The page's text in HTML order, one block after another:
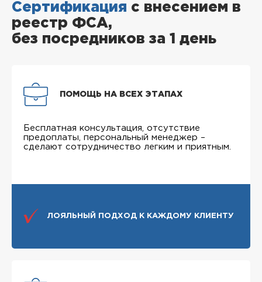
Сертификация с внесением в
реестр ФСА,
без посредников за 1 день
ПОМОЩЬ НА ВСЕХ ЭТАПАХ
Бесплатная консультация, отсутствие
предоплаты, персональный менеджер –
сделают сотрудничество легким и приятным.
ЛОЯЛЬНЫЙ ПОДХОД К КАЖДОМУ КЛИЕНТУ